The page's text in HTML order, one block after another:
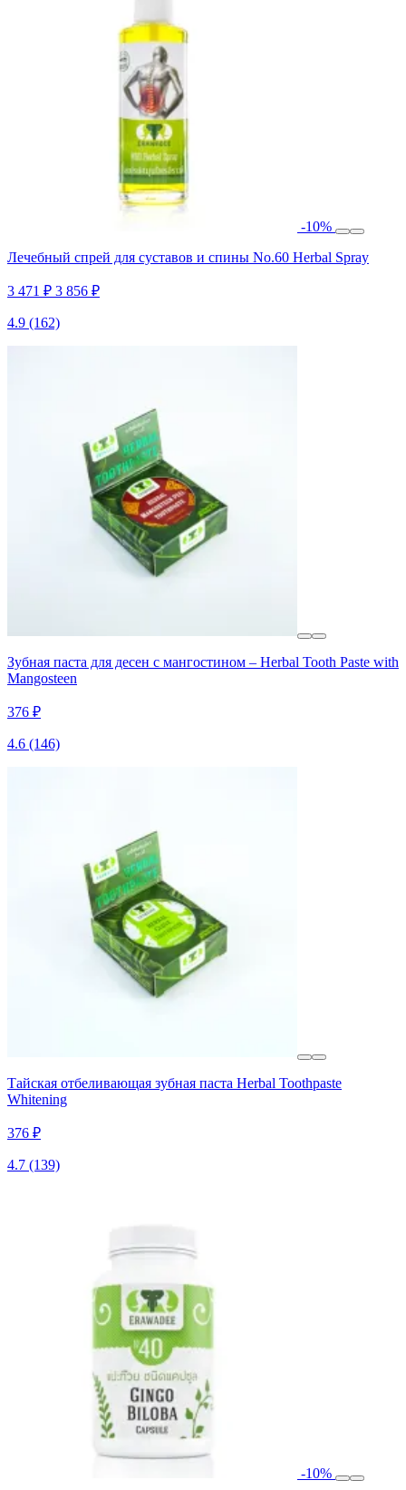
-10%
Лечебный спрей для суставов и спины No.60 Herbal Spray
3 471 ₽ 3 856 ₽
4.9 (162)
Зубная паста для десен с мангостином – Herbal Tooth Paste with
Mangosteen
376 ₽
4.6 (146)
Тайская отбеливающая зубная паста Herbal Toothpaste
Whitening
376 ₽
4.7 (139)
-10%